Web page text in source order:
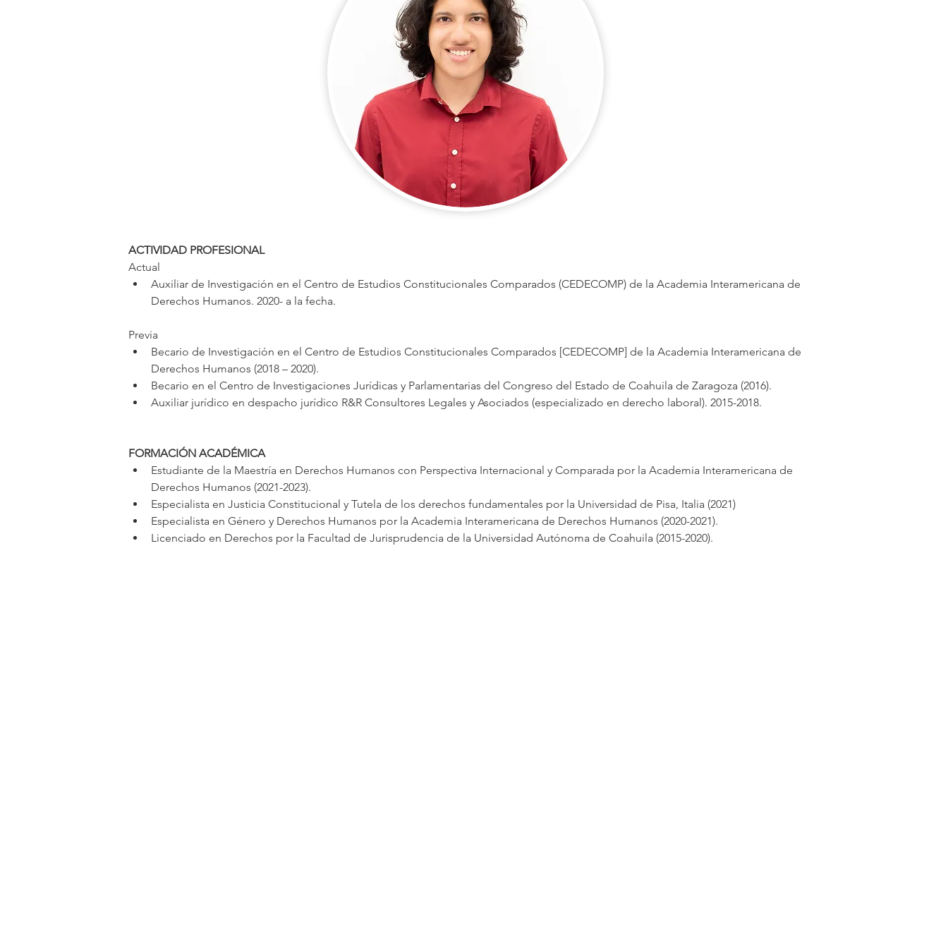
ACTIVIDAD PROFESIONAL
Actual
Auxiliar de Investigación en el Centro de Estudios Constitucionales Comparados (CEDECOMP) de la Academia Interamericana de
Derechos Humanos. 2020- a la fecha.
Previa
​Becario de Investigación en el Centro de Estudios Constitucionales Comparados [CEDECOMP] de la Academia Interamericana de
Derechos Humanos (2018 – 2020).
Becario en el Centro de Investigaciones Jurídicas y Parlamentarias del Congreso del Estado de Coahuila de Zaragoza (2016).
Auxiliar jurídico en despacho jurídico R&R Consultores Legales y Asociados (especializado en derecho laboral). 2015-2018.
FORMACIÓN ACADÉMICA
Estudiante de la Maestría en Derechos Humanos con Perspectiva Internacional y Comparada por la Academia Interamericana de
Derechos Humanos (2021-2023).
Especialista en Justicia Constitucional y Tutela de los derechos fundamentales por la Universidad de Pisa, Italia (2021)
Especialista en Género y Derechos Humanos por la Academia Interamericana de Derechos Humanos (2020-2021).
Licenciado en Derechos por la Facultad de Jurisprudencia de la Universidad Autónoma de Coahuila (2015-2020).